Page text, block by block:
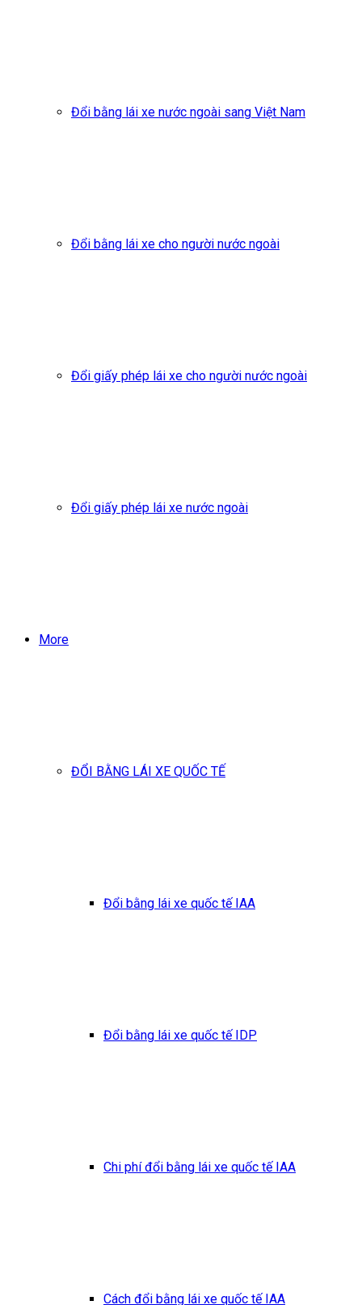
Đổi bằng lái xe nước ngoài sang Việt Nam
Đổi bằng lái xe cho người nước ngoài
Đổi giấy phép lái xe cho người nước ngoài
Đổi giấy phép lái xe nước ngoài
More
ĐỔI BẰNG LÁI XE QUỐC TẾ
Đổi bằng lái xe quốc tế IAA
Đổi bằng lái xe quốc tế IDP
Chi phí đổi bằng lái xe quốc tế IAA
Cách đổi bằng lái xe quốc tế IAA